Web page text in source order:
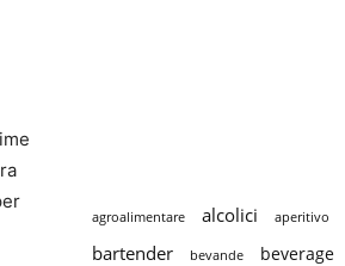
agroalimentare alcolici aperitivo
bartender bevande beverage